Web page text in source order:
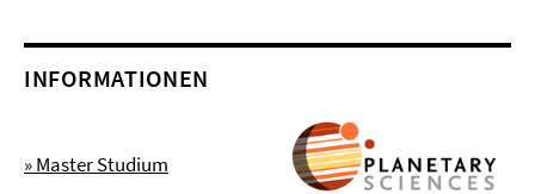
INFORMATIONEN
» Master Studium